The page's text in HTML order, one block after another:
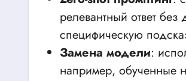
релевантный ответ
специфическую
Замена модели:
например, обученные